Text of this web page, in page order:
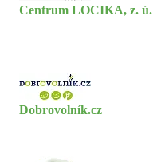
Centrum LOCIKA, z. ú.
Dobrovolník.cz